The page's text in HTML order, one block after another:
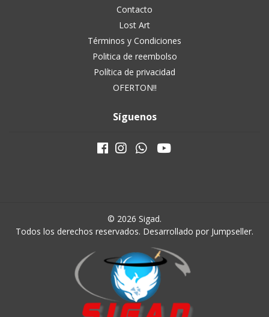
Contacto
Lost Art
Términos y Condiciones
Politica de reembolso
Política de privacidad
OFERTON!!
Síguenos
© 2026 Sigad.
Todos los derechos reservados. Desarrollado por Jumpseller.